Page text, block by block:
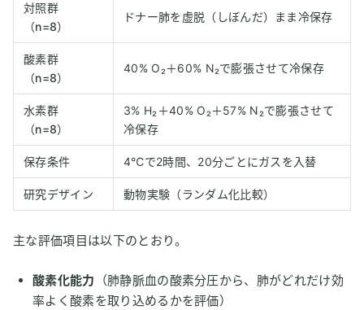
対照群
（n=8）
ドナー肺を虚脱（しぼんだ）まま冷保存
酸素群
（n=8）
40% O₂＋60% N₂で膨張させて冷保存
水素群
（n=8）
3% H₂＋40% O₂＋57% N₂で膨張させて
冷保存
保存条件 4℃で2時間、20分ごとにガスを入替
研究デザイン 動物実験（ランダム化比較）
主な評価項目は以下のとおり。
酸素化能力 （肺静脈血の酸素分圧から、肺がどれだけ効
率よく酸素を取り込めるかを評価）